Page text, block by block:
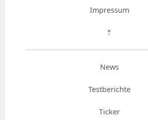
Impressum
⇡
News
Testberichte
Ticker